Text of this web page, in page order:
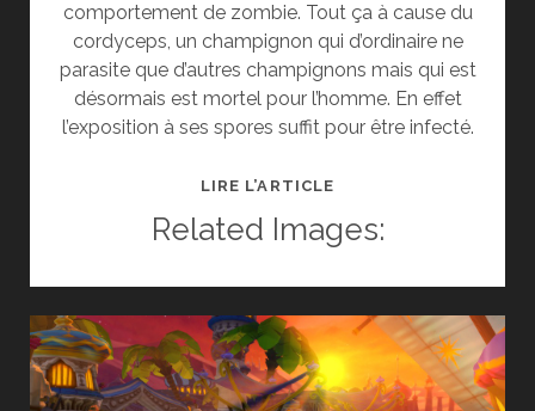
comportement de zombie. Tout ça à cause du
cordyceps, un champignon qui d’ordinaire ne
parasite que d’autres champignons mais qui est
désormais est mortel pour l’homme. En effet
l’exposition à ses spores suffit pour être infecté.
LIRE L’ARTICLETEST
THE
US
Related Images: